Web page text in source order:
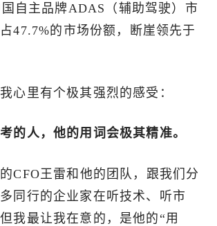
自主品牌ADAS（辅助驾驶）市
47.7%的市场份额，断崖领先于
心里有个极其强烈的感受：
的人，他的用词会极其精准。
CFO王雷和他的团队，跟我们分
同行的企业家在听技术、听市
我最让我在意的，是他的“用